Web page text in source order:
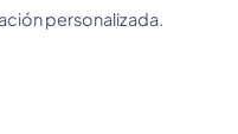
personalizada.